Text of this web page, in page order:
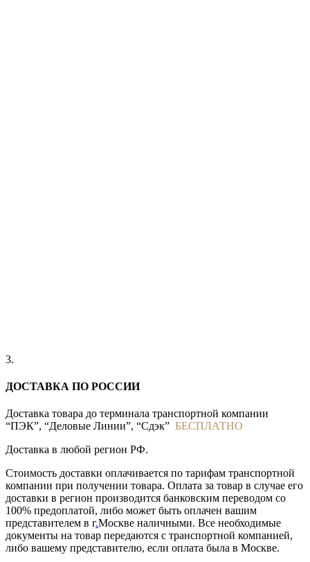
3.
ДОСТАВКА ПО РОССИИ
Доставка товара до терминала транспортной компании
“ПЭК”, “Деловые Линии”, “Сдэк” БЕСПЛАТНО
Доставка в любой регион РФ.
Стоимость доставки оплачивается по тарифам транспортной
компании при получении товара. Оплата за товар в случае его
доставки в регион производится банковским переводом со
100% предоплатой, либо может быть оплачен вашим
представителем в г.Москве наличными. Все необходимые
документы на товар передаются с транспортной компанией,
либо вашему представителю, если оплата была в Москве.